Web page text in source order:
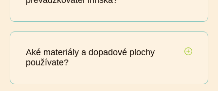
Aké materiály a dopadové plochy
používate?